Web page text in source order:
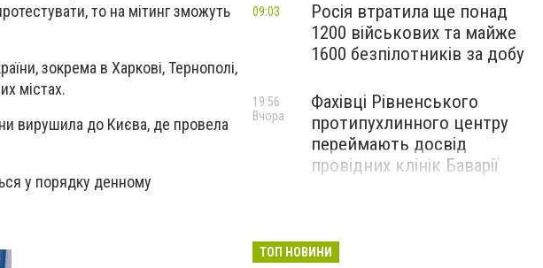
то на мітинг зможуть
зокрема в Харкові, Тернополі,
містах.
вирушила до Києва, де провела
у порядку денному
Росія втратила ще понад
1200 військових та майже
1600 безпілотників за добу
09:03
Фахівці Рівненського
протипухлинного центру
переймають досвід
провідних клінік Баварії
19:56
Вчора
ТОП НОВИНИ